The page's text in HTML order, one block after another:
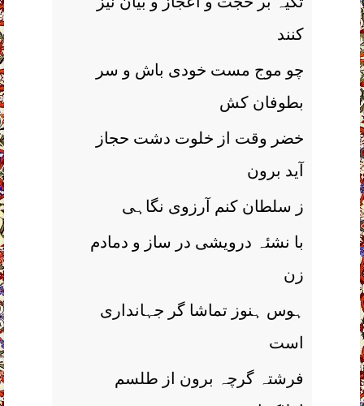
کنند
چو موج مست خودی باش و سر
بطوفان کش
خضر وقت از خلوت دشت حجاز
آید برون
ز سلطان کنم آرزوی نگاہی
با نشئہ درویشی در ساز و دمادم
زن
ہوس ہنوز تماشا گر جہانداری
است
فرشتہ گرچہ برون از طلسم